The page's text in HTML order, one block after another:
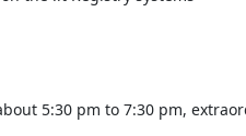
5:30 pm to 7:30 pm,